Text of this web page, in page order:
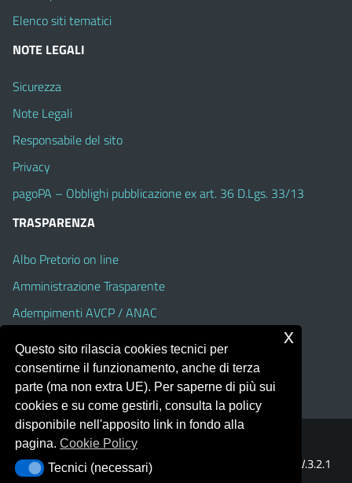
Elenco siti tematici
NOTE LEGALI
Sicurezza
Note Legali
Responsabile del sito
Privacy
pagoPA – Obblighi pubblicazione ex art. 36 D.Lgs. 33/13
TRASPARENZA
Albo Pretorio on line
Amministrazione Trasparente
Adempimenti AVCP / ANAC
Accesso Civico
Dichiarazione di accessibilità
Portale realizzato con la piattaforma
Template Italia configurato sul tema accessibile
V.3.2.1
Questo sito rilascia cookies tecnici per
consentirne il funzionamento, anche di terza
parte (ma non extra UE). Per saperne di più sui
cookies e su come gestirli, consulta la policy
disponibile nell'apposito link in fondo alla
pagina.Cookie Policy
Tecnici (necessari)
Tecnici (necessari)
x